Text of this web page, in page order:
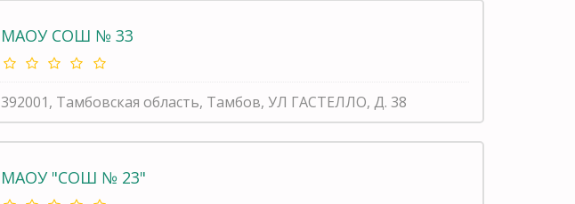
МАОУ СОШ № 33
392001, Тамбовская область, Тамбов, УЛ ГАСТЕЛЛО, Д. 38
МАОУ "СОШ № 23"